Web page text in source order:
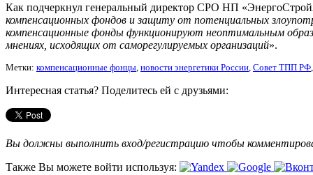
Как подчеркнул генеральный директор СРО НП
компенсационных фондов и защиту от потенциальных
компенсационные фонды функционируют неоптимальным
мнениях, исходящих от саморегулируемых организаций».
Метки: компенсационные фонцы, новости энергетики России, Совет ТПП РФ,
Интересная статья? Поделитесь ей с друзьями:
Вы должны выполнить вход/регистрацию чтобы
Также Вы можете войти используя: